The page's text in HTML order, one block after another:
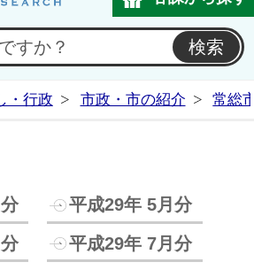
・行政 市政・市の紹介 常総
平成29年 5月分
平成29年 7月分